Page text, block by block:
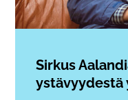
Sirkus
ystävyydestä